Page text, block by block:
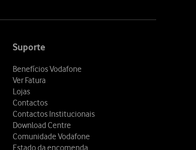
Suporte
Benefícios Vodafone
Ver Fatura
Lojas
Contactos
Contactos Institucionais
Download Centre
Comunidade Vodafone
Estado da encomenda